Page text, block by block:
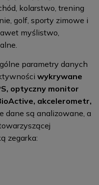
kolarstwo, trening
golf, sporty zimowe i
myślistwo,
parametry danych
wykrywane
optyczny monitor
akcelerometr,
dane są analizowane, a
zegarka: